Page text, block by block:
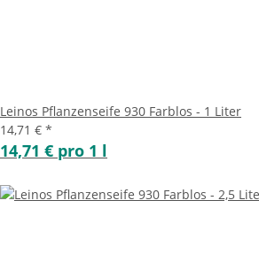
Leinos Pflanzenseife 930 Farblos - 1 Liter
14,71 € *
14,71 € pro 1 l